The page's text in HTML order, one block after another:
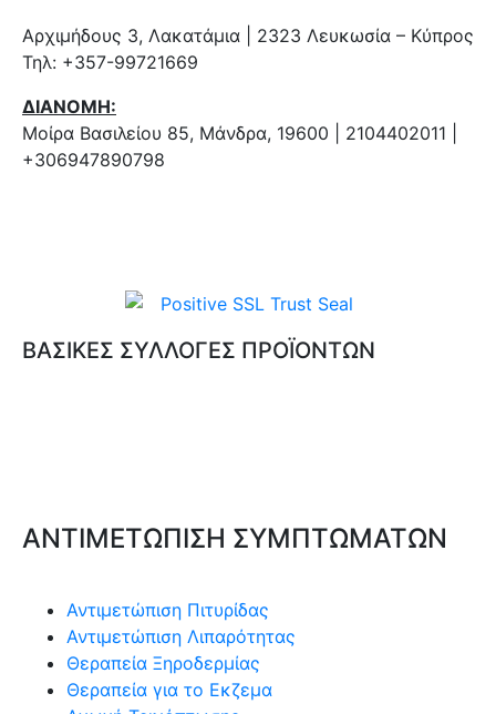
Αρχιμήδους 3, Λακατάμια | 2323 Λευκωσία – Κύπρος
Τηλ: +357-99721669
ΔΙΑΝΟΜΗ:
Μοίρα Βασιλείου 85, Μάνδρα, 19600 | 2104402011 |
+306947890798
ΒΑΣΙΚΕΣ ΣΥΛΛΟΓΕΣ ΠΡΟΪΟΝΤΩΝ
ΑΝΤΙΜΕΤΩΠΙΣΗ ΣΥΜΠΤΩΜΑΤΩΝ
Αντιμετώπιση Πιτυρίδας
Αντιμετώπιση Λιπαρότητας
Θεραπεία Ξηροδερμίας
Θεραπεία για το Εκζεμα